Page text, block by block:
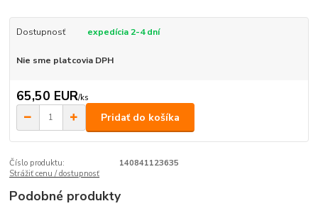
Dostupnosť expedícia 2-4 dní
Nie sme platcovia DPH
65,50 EUR/ks
Pridať do košíka
Číslo produktu:
140841123635
Strážiť cenu / dostupnosť
Podobné produkty